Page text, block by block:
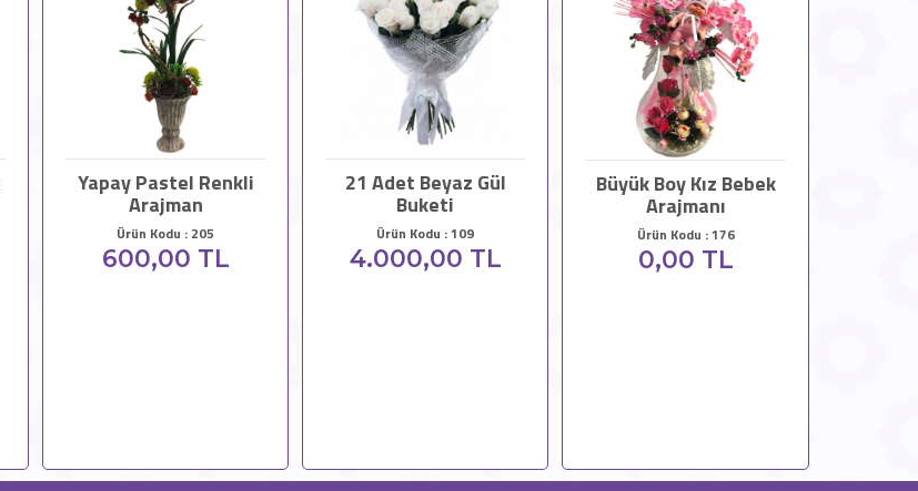
Yapay Pastel Renkli
Arajman
Ürün Kodu : 205
600,00 TL
21 Adet Beyaz Gül
Buketi
Ürün Kodu : 109
4.000,00 TL
Büyük Boy Kız Bebek
Arajmanı
Ürün Kodu : 176
0,00 TL